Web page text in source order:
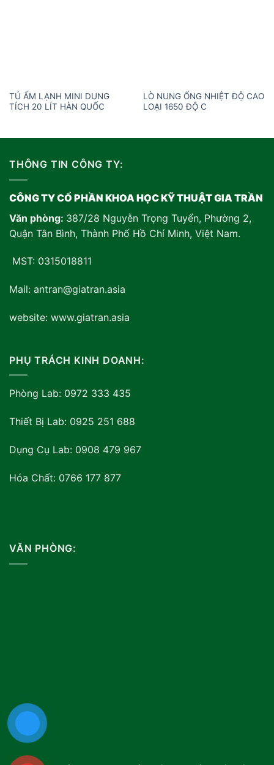
TỦ ẤM LẠNH MINI DUNG
TÍCH 20 LÍT HÀN QUỐC
LÒ NUNG ỐNG NHIỆT ĐỘ CAO
LOẠI 1650 ĐỘ C
THÔNG TIN CÔNG TY:
CÔNG TY CỔ PHẦN KHOA HỌC KỸ THUẬT GIA TRẦN
Văn phòng: 387/28 Nguyễn Trọng Tuyển, Phường 2,
Quận Tân Bình, Thành Phố Hồ Chí Minh, Việt Nam.
MST: 0315018811
Mail: antran@giatran.asia
website: www.giatran.asia
PHỤ TRÁCH KINH DOANH:
Phòng Lab: 0972 333 435
Thiết Bị Lab: 0925 251 688
Dụng Cụ Lab: 0908 479 967
Hóa Chất: 0766 177 877
VĂN PHÒNG: